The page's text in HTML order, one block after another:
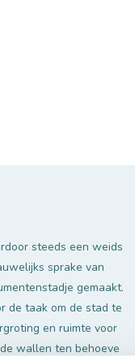
steeds een weids
sprake van
gemaakt.
de taak om de stad te
en ruimte voor
wallen ten behoeve